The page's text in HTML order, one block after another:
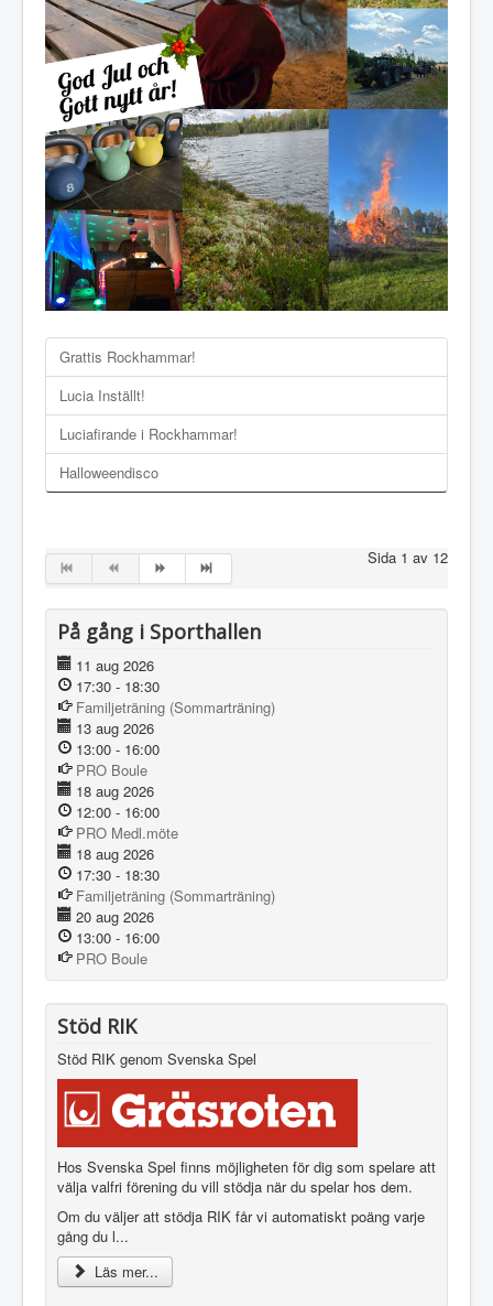
Grattis Rockhammar!
Lucia Inställt!
Luciafirande i Rockhammar!
Halloweendisco
Sida 1 av 12
På gång i Sporthallen
11 aug 2026
17:30 - 18:30
Familjeträning (Sommarträning)
13 aug 2026
13:00 - 16:00
PRO Boule
18 aug 2026
12:00 - 16:00
PRO Medl.möte
18 aug 2026
17:30 - 18:30
Familjeträning (Sommarträning)
20 aug 2026
13:00 - 16:00
PRO Boule
Stöd RIK
Stöd RIK genom Svenska Spel
Hos Svenska Spel finns möjligheten för dig som spelare att
välja valfri förening du vill stödja när du spelar hos dem.
Om du väljer att stödja RIK får vi automatiskt poäng varje
gång du l...
Läs mer...